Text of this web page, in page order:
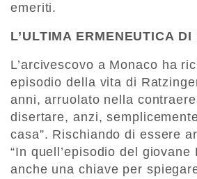
emeriti.
L’ULTIMA ERMENEUTICA DI
L’arcivescovo a Monaco ha
episodio della vita di
anni, arruolato nella
disertare, anzi,
casa”. Rischiando di essere
“In quell’episodio del giovane
anche una chiave per